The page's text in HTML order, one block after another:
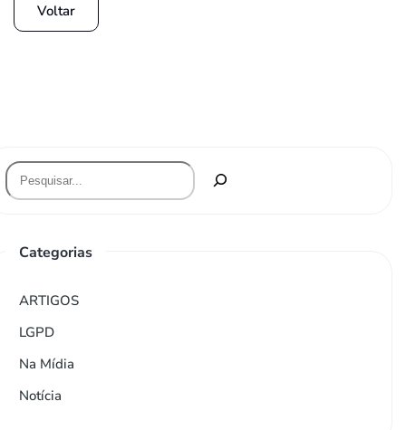
Voltar
Categorias
ARTIGOS
LGPD
Na Mídia
Notícia